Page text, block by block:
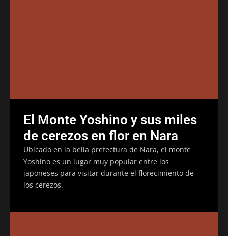
El Monte Yoshino y sus miles
de cerezos en flor en Nara
Ubicado en la bella prefectura de Nara, el monte
Yoshino es un lugar muy popular entre los
japoneses para visitar durante el florecimiento de
los cerezos.